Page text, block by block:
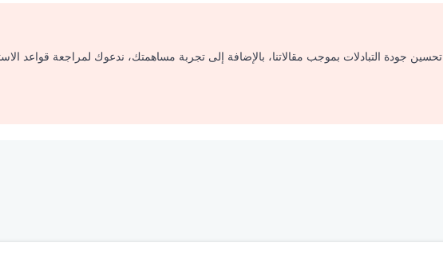
جودة التبادلات بموجب مقالاتنا، بالإضافة إلى تجربة مساهمتك، ندعوك لمراجعة قواعد